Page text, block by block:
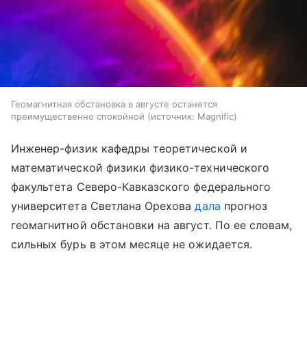
Геомагнитная обстановка в августе останется
преимущественно спокойной
источник: Magnific
Инженер-физик кафедры теоретической и
математической физики физико-технического
факультета Северо-Кавказского федерального
университета Светлана Ореховадала прогноз
геомагнитной обстановки на август. По ее словам,
сильных бурь в этом месяце не ожидается.